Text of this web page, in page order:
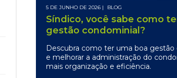
5 DE JUNHO DE 2026 | BLOG
Síndico, você sabe como
gestão condominial?
Descubra como ter uma boa gestão
e melhorar a administração do
mais organização e eficiência.